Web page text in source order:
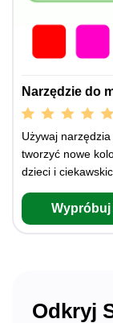
Narzędzie do
Używaj
tworzyć nowe
dzieci i
Wypróbuj
Odkryj